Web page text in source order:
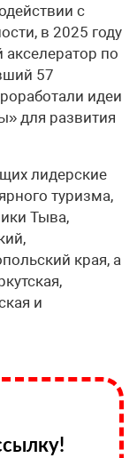
с
в 2025 году
по
57
идеи
для развития
лидерские
туризма,
Тыва,
края, а
и